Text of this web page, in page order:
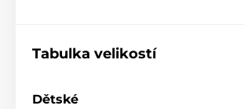
Tabulka velikostí
Dětské